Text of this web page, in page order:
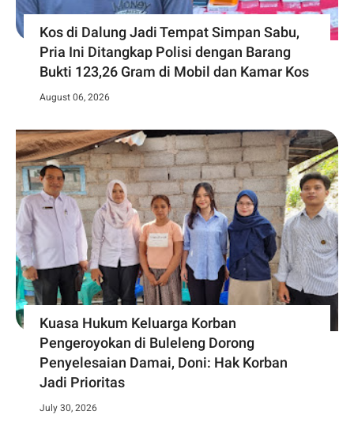
Kos di Dalung Jadi Tempat Simpan Sabu,
Pria Ini Ditangkap Polisi dengan Barang
Bukti 123,26 Gram di Mobil dan Kamar Kos
August 06, 2026
Kuasa Hukum Keluarga Korban
Pengeroyokan di Buleleng Dorong
Penyelesaian Damai, Doni: Hak Korban
Jadi Prioritas
July 30, 2026